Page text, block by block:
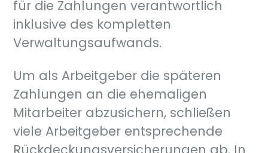
für die Zahlungen verantwortlich
inklusive des kompletten
Verwaltungsaufwands.
Um als Arbeitgeber die späteren
Zahlungen an die ehemaligen
Mitarbeiter abzusichern, schließen
viele Arbeitgeber entsprechende